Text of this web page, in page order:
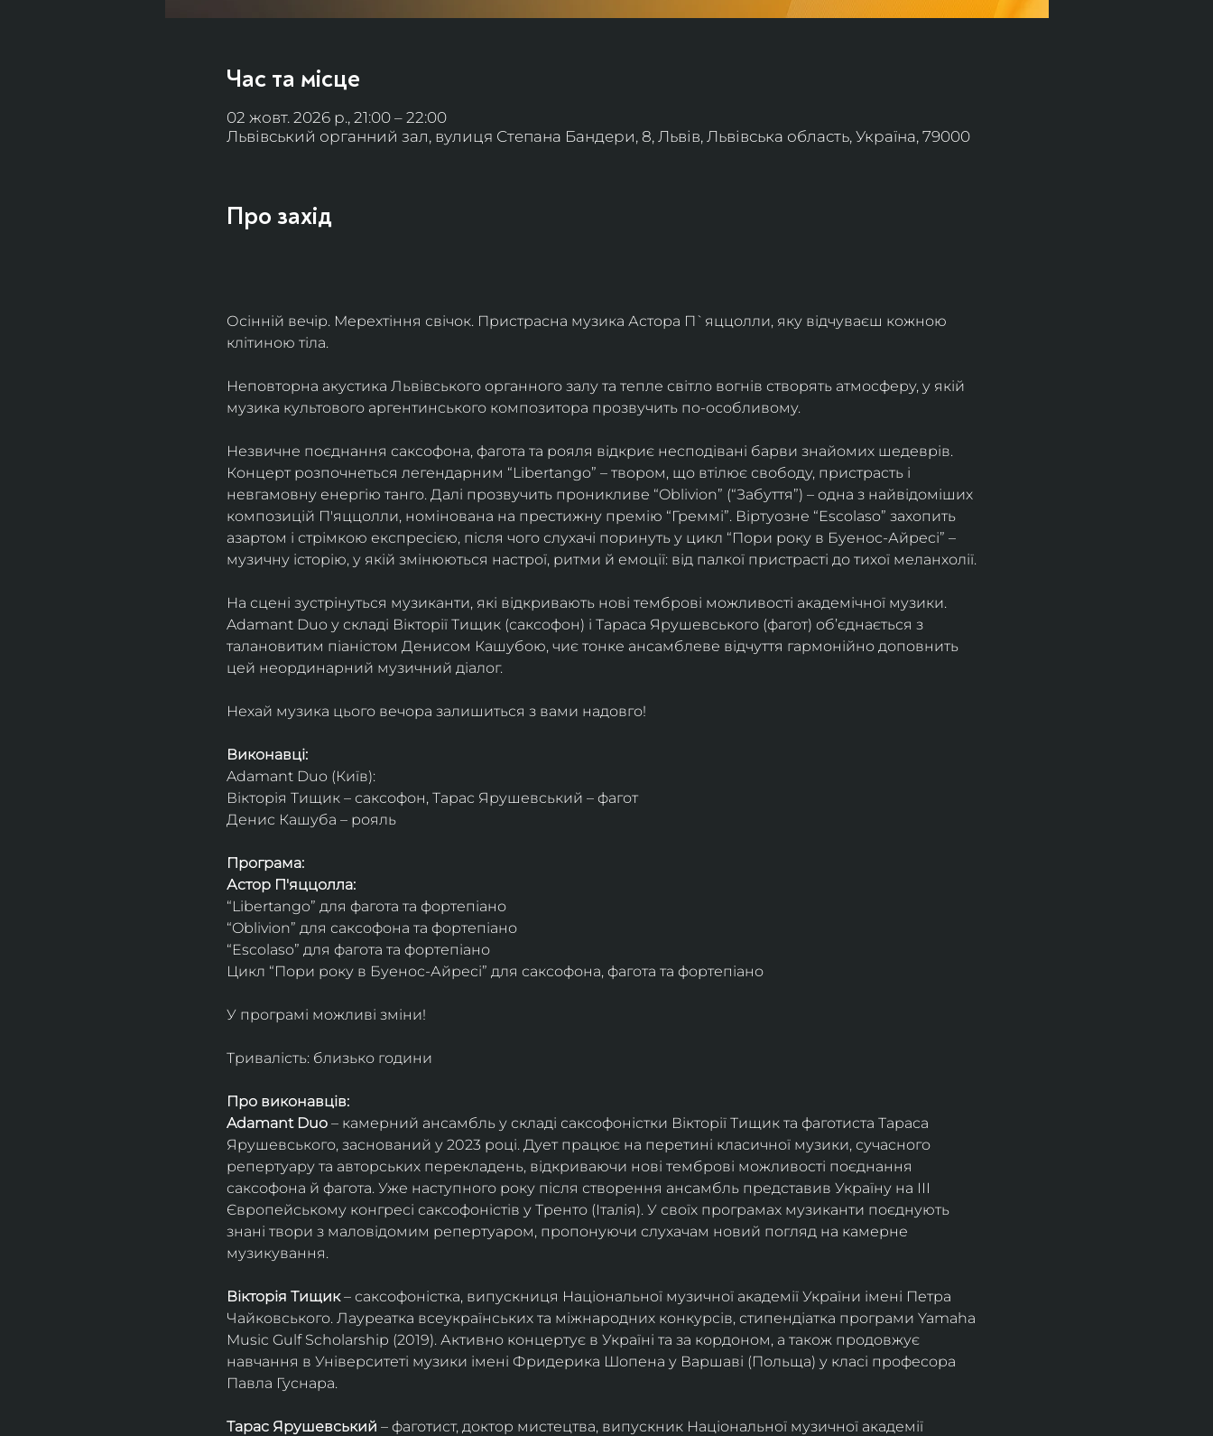
Час та місце
02 жовт. 2026 р., 21:00 – 22:00
Львівський органний зал, вулиця Степана Бандери, 8, Львів, Львівська область, Україна, 79000
Про захід
Осінній вечір. Мерехтіння свічок. Пристрасна музика Астора П`яццолли, яку відчуваєш кожною
клітиною тіла.
Неповторна акустика Львівського органного залу та тепле світло вогнів створять атмосферу, у якій
музика культового аргентинського композитора прозвучить по-особливому.
Незвичне поєднання саксофона, фагота та рояля відкриє несподівані барви знайомих шедеврів.
Концерт розпочнеться легендарним “Libertango” – твором, що втілює свободу, пристрасть і
невгамовну енергію танго. Далі прозвучить проникливе “Oblivion” (“Забуття”) – одна з найвідоміших
композицій П'яццолли, номінована на престижну премію “Греммі”. Віртуозне “Escolaso” захопить
азартом і стрімкою експресією, після чого слухачі поринуть у цикл “Пори року в Буенос-Айресі” –
музичну історію, у якій змінюються настрої, ритми й емоції: від палкої пристрасті до тихої меланхолії.
На сцені зустрінуться музиканти, які відкривають нові темброві можливості академічної музики.
Adamant Duo у складі Вікторії Тищик (саксофон) і Тараса Ярушевського (фагот) об’єднається з
талановитим піаністом Денисом Кашубою, чиє тонке ансамблеве відчуття гармонійно доповнить
цей неординарний музичний діалог.
Нехай музика цього вечора залишиться з вами надовго!
Виконавці:
Adamant Duo (Київ):
Вікторія Тищик – саксофон, Тарас Ярушевський – фагот
Денис Кашуба – рояль
Програма:
Астор П'яццолла:
“Libertango” для фагота та фортепіано
“Oblivion” для саксофона та фортепіано
“Escolaso” для фагота та фортепіано
Цикл “Пори року в Буенос-Айресі” для саксофона, фагота та фортепіано
У програмі можливі зміни!
Тривалість: близько години
Про виконавців:
Adamant Duo – камерний ансамбль у складі саксофоністки Вікторії Тищик та фаготиста Тараса
Ярушевського, заснований у 2023 році. Дует працює на перетині класичної музики, сучасного
репертуару та авторських перекладень, відкриваючи нові темброві можливості поєднання
саксофона й фагота. Уже наступного року після створення ансамбль представив Україну на ІІІ
Європейському конгресі саксофоністів у Тренто (Італія). У своїх програмах музиканти поєднують
знані твори з маловідомим репертуаром, пропонуючи слухачам новий погляд на камерне
музикування.
Вікторія Тищик – саксофоністка, випускниця Національної музичної академії України імені Петра
Чайковського. Лауреатка всеукраїнських та міжнародних конкурсів, стипендіатка програми Yamaha
Music Gulf Scholarship (2019). Активно концертує в Україні та за кордоном, а також продовжує
навчання в Університеті музики імені Фридерика Шопена у Варшаві (Польща) у класі професора
Павла Гуснара.
Тарас Ярушевський – фаготист, доктор мистецтва, випускник Національної музичної академії